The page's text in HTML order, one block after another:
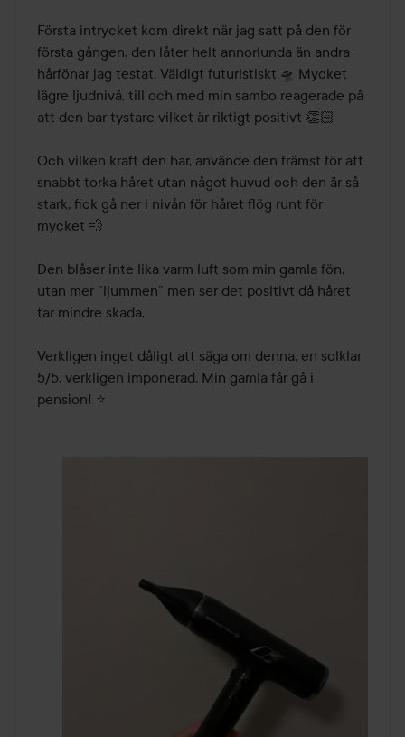
Första intrycket kom direkt när jag satt på den för
första gången, den låter helt annorlunda än andra
hårfönar jag testat. Väldigt futuristiskt 🛸 Mycket
lägre ljudnivå, till och med min sambo reagerade på
att den bar tystare vilket är riktigt positivt 👏🏻
Och vilken kraft den har, använde den främst för att
snabbt torka håret utan något huvud och den är så
stark, fick gå ner i nivån för håret flög runt för
mycket 💨
Den blåser inte lika varm luft som min gamla fön,
utan mer ”ljummen” men ser det positivt då håret
tar mindre skada.
Verkligen inget dåligt att säga om denna, en solklar
5/5, verkligen imponerad. Min gamla får gå i
pension! ⭐️